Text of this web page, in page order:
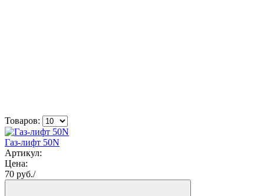
Товаров:
Газ-лифт 50N
Артикул:
Цена:
70 руб./